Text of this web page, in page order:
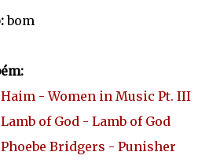
bom
Haim - Women in Music Pt. III
of God - Lamb of God
Bridgers - Punisher